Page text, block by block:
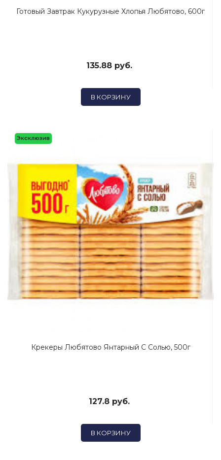
Готовый Завтрак Кукурузные Хлопья Любятово, 600г
135.88 руб.
В КОРЗИНУ
Эксклюзив
Крекеры Любятово Янтарный С Солью, 500г
127.8 руб.
В КОРЗИНУ